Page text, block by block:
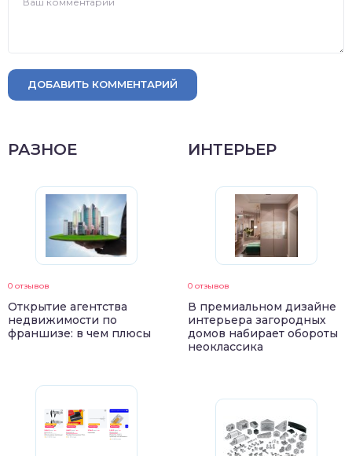
ДОБАВИТЬ КОММЕНТАРИЙ
РАЗНОЕ
0 отзывов
Открытие агентства
недвижимости по
франшизе: в чем плюсы
ИНТЕРЬЕР
0 отзывов
В премиальном дизайне
интерьера загородных
домов набирает обороты
неоклассика